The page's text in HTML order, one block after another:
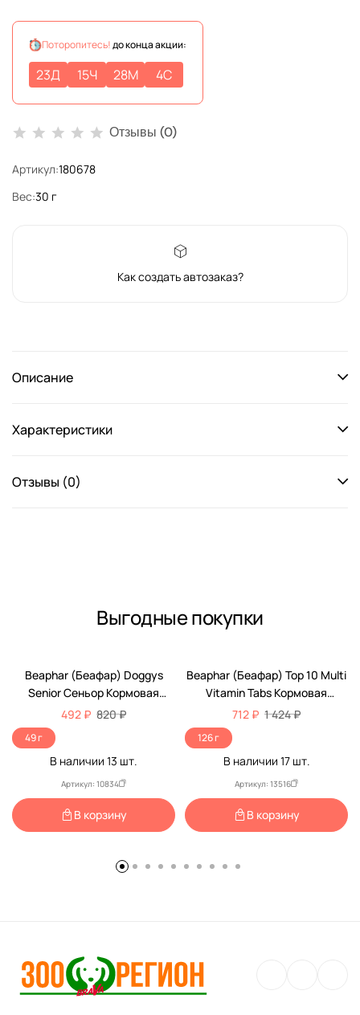
Поторопитесь!до конца акции:
23Д 15Ч 28М 4С
Отзывы (0)
Артикул:180678
Вес:30 г
Как создать автозаказ?
Описание
Характеристики
Отзывы (0)
Выгодные покупки
-40%
Beaphar (Беафар) Doggys
Senior Сеньор Кормовая
Витаминная Добавка Для
Пожилых Собак 75шт 11519
492 ₽ 820 ₽
49 г
В наличии 13 шт.
Артикул: 10834
В корзину
-50%
Beaphar (Беафар) Top 10 Multi
Vitamin Tabs Кормовая
Витаминная Добавка Для
Собак 180шт 12542
712 ₽ 1 424 ₽
126 г
В наличии 17шт.
Артикул: 13516
В корзину